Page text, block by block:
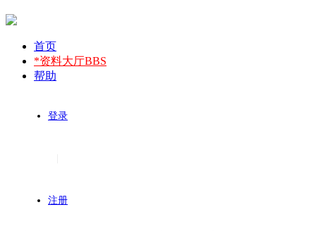
首页
*资料大厅BBS
帮助
登录
注册